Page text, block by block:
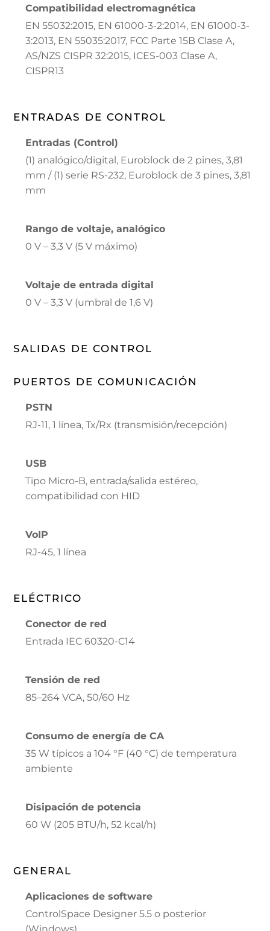
Compatibilidad electromagnética
EN 55032:2015, EN 61000-3-2:2014, EN 61000-3-
3:2013, EN 55035:2017, FCC Parte 15B Clase A,
AS/NZS CISPR 32:2015, ICES-003 Clase A,
CISPR13
ENTRADAS DE CONTROL
Entradas (Control)
(1) analógico/digital, Euroblock de 2 pines, 3,81
mm / (1) serie RS-232, Euroblock de 3 pines, 3,81
mm
Rango de voltaje, analógico
0 V – 3,3 V (5 V máximo)
Voltaje de entrada digital
0 V – 3,3 V (umbral de 1,6 V)
SALIDAS DE CONTROL
PUERTOS DE COMUNICACIÓN
PSTN
RJ-11, 1 línea, Tx/Rx (transmisión/recepción)
USB
Tipo Micro-B, entrada/salida estéreo,
compatibilidad con HID
VoIP
RJ-45, 1 línea
ELÉCTRICO
Conector de red
Entrada IEC 60320-C14
Tensión de red
85–264 VCA, 50/60 Hz
Consumo de energía de CA
35 W típicos a 104 °F (40 °C) de temperatura
ambiente
Disipación de potencia
60 W (205 BTU/h, 52 kcal/h)
GENERAL
Aplicaciones de software
ControlSpace Designer 5.5 o posterior
(Windows)